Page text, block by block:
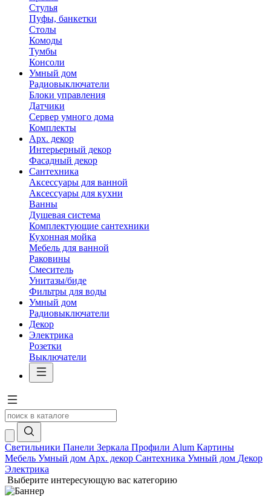
Стулья
Пуфы, банкетки
Столы
Комоды
Тумбы
Консоли
Умный дом
Радиовыключатели
Блоки управления
Датчики
Сервер умного дома
Комплекты
Арх. декор
Интерьерный декор
Фасадный декор
Сантехника
Аксессуары для ванной
Аксессуары для кухни
Ванны
Душевая система
Комплектующие сантехники
Кухонная мойка
Мебель для ванной
Раковины
Смеситель
Унитазы/биде
Фильтры для воды
Умный дом
Радиовыключатели
Декор
Электрика
Розетки
Выключатели
Светильники Панели Зеркала Профили Alum Картины
Мебель Умный дом Арх. декор Сантехника Умный дом Декор
Электрика
Выберите интересующую вас категорию